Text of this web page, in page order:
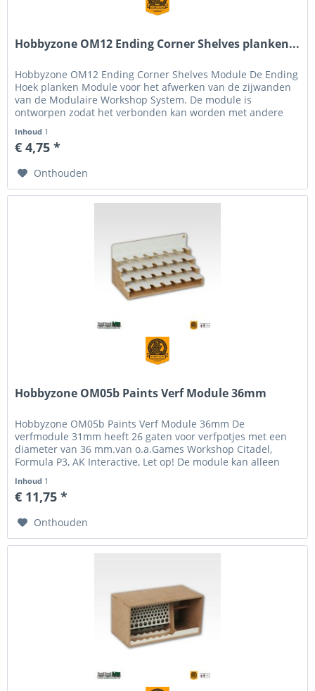
Hobbyzone OM12 Ending Corner Shelves planken...
Hobbyzone OM12 Ending Corner Shelves Module De Ending
Hoek planken Module voor het afwerken van de zijwanden
van de Modulaire Workshop System. De module is
ontworpen zodat het verbonden kan worden met andere
Inhoud 1
€ 4,75 *
Onthouden
Hobbyzone OM05b Paints Verf Module 36mm
Hobbyzone OM05b Paints Verf Module 36mm De
verfmodule 31mm heeft 26 gaten voor verfpotjes met een
diameter van 36 mm.van o.a.Games Workshop Citadel,
Formula P3, AK Interactive, Let op! De module kan alleen
Inhoud 1
€ 11,75 *
Onthouden